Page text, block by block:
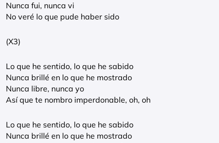
Nunca fui, nunca vi
No veré lo que pude haber sido
(X3)
Lo que he sentido, lo que he sabido
Nunca brillé en lo que he mostrado
Nunca libre, nunca yo
Así que te nombro imperdonable, oh, oh
Lo que he sentido, lo que he sabido
Nunca brillé en lo que he mostrado